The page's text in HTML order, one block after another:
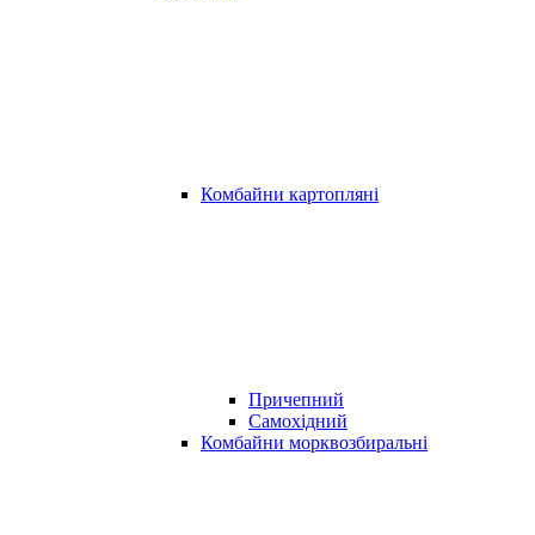
Комбайни картопляні
Причепний
Самохідний
Комбайни морквозбиральні